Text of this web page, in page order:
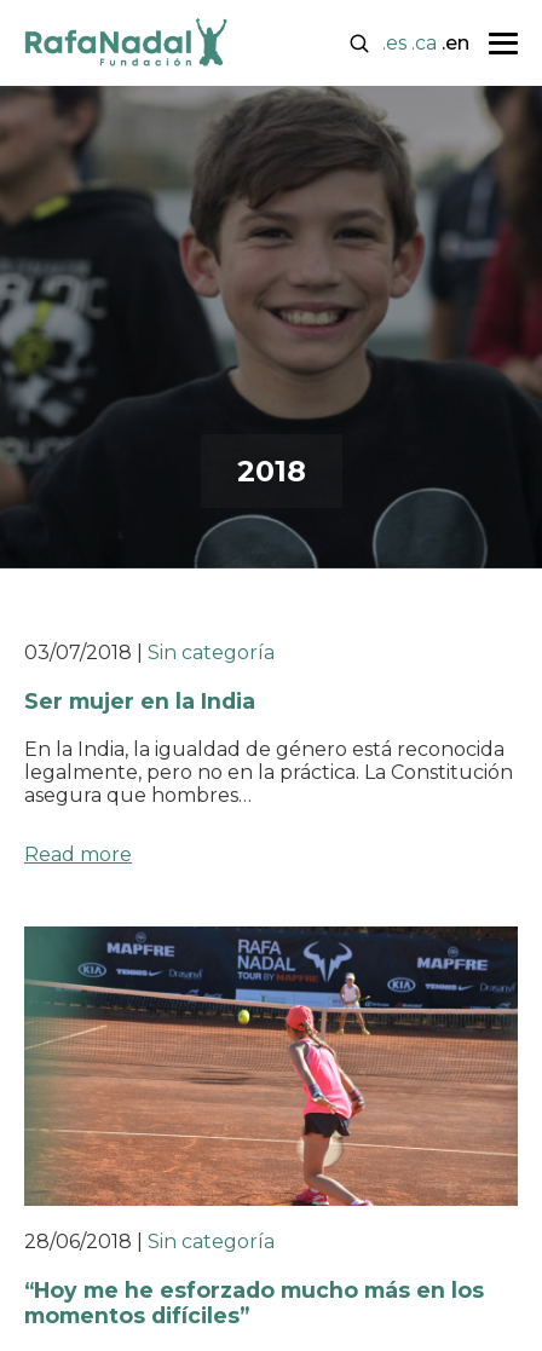
.es .ca .en
2018
03/07/2018 Sin categoría
Ser mujer en la India
En la India, la igualdad de género está reconocida
legalmente, pero no en la práctica. La Constitución
asegura que hombres…
Read more
28/06/2018 Sin categoría
“Hoy me he esforzado mucho más en los
momentos difíciles”